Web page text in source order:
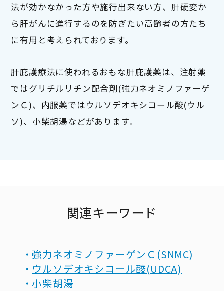
法が効かなかった方や施行出来ない方、肝硬変か
ら肝がんに進行するのを防ぎたい高齢者の方たち
に有用と考えられております。
肝庇護療法に使われるおもな肝庇護薬は、注射薬
ではグリチルリチン配合剤(強力ネオミノファーゲ
ンＣ)、内服薬ではウルソデオキシコール酸(ウル
ソ)、小柴胡湯などがあります。
関連キーワード
強力ネオミノファーゲンＣ(SNMC)
ウルソデオキシコール酸(UDCA)
小柴胡湯